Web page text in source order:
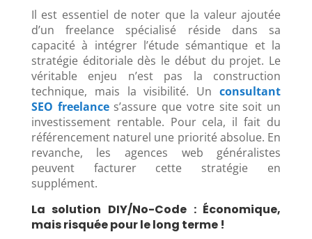
Il est essentiel de noter que la valeur ajoutée
d’un freelance spécialisé réside dans sa
capacité à intégrer l’étude sémantique et la
stratégie éditoriale dès le début du projet. Le
véritable enjeu n’est pas la construction
technique, mais la visibilité. Unconsultant
SEO freelances’assure que votre site soit un
investissement rentable. Pour cela, il fait du
référencement naturel une priorité absolue. En
revanche, les agences web généralistes
peuvent facturer cette stratégie en
supplément.
La solution DIY/No-Code : Économique,
mais risquée pour le long terme !